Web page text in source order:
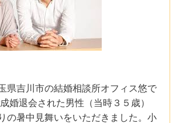
県吉川市の結婚相談所オフィス悠で
婚退会された男性（当時３５歳）
の暑中見舞いをいただきました。小